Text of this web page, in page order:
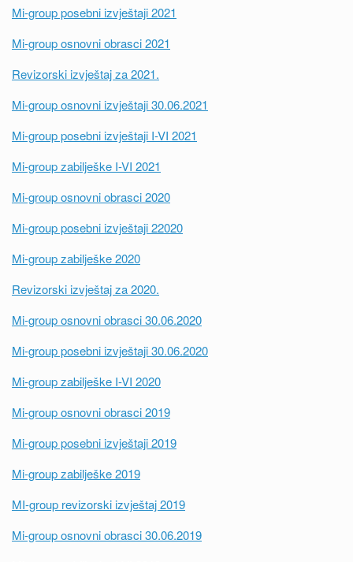
Mi-group posebni izvještaji 2021
Mi-group osnovni obrasci 2021
Revizorski izvještaj za 2021.
Mi-group osnovni izvještaji 30.06.2021
Mi-group posebni izvještaji I-VI 2021
Mi-group zabilješke I-VI 2021
Mi-group osnovni obrasci 2020
Mi-group posebni izvještaji 22020
Mi-group zabilješke 2020
Revizorski izvještaj za 2020.
Mi-group osnovni obrasci 30.06.2020
Mi-group posebni izvještaji 30.06.2020
Mi-group zabilješke I-VI 2020
Mi-group osnovni obrasci 2019
Mi-group posebni izvještaji 2019
Mi-group zabilješke 2019
MI-group revizorski izvještaj 2019
Mi-group osnovni obrasci 30.06.2019